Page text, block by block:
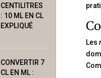
CENTILITRES
: 10 ML EN CL
EXPLIQUÉ
CONVERTIR 7
CL EN ML :
Les